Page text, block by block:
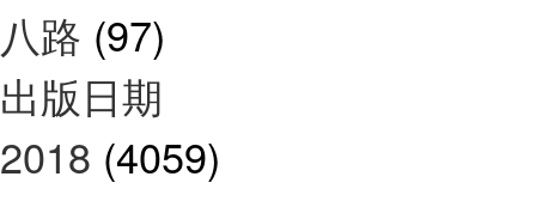
八路 (97)
出版日期
2018 (4059)